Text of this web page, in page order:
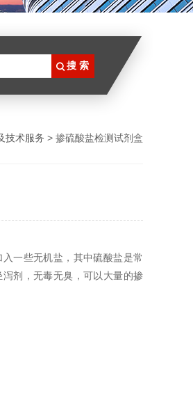
技术服务 > 掺硫酸盐检测试剂盒
一些无机盐，其中硫酸盐是常
剂，无毒无臭，可以大量的掺
用途。